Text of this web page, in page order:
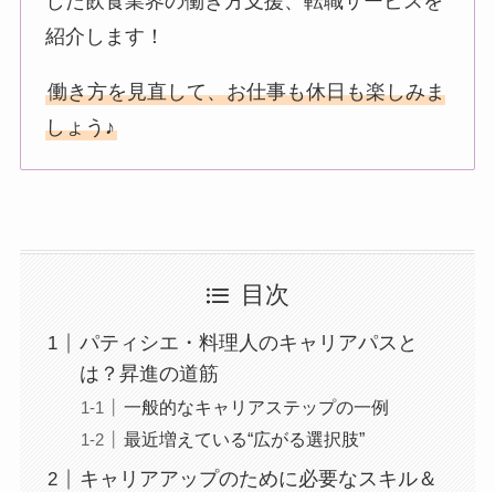
紹介します！
働き方を見直して、お仕事も休日も楽しみま
しょう♪
目次
パティシエ・料理人のキャリアパスと
は？昇進の道筋
一般的なキャリアステップの一例
最近増えている“広がる選択肢”
キャリアアップのために必要なスキル＆